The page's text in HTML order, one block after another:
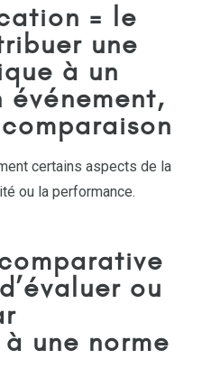
= le
une
à un
certains aspects de la
ou la performance.
ou
une norme